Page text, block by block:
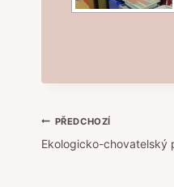
Navigace
pro
PŘEDCHOZÍ
Ekologicko-chovatelský